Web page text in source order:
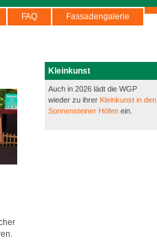
FAQ Fassadengalerie
Kleinkunst
Auch in 2026 lädt die WGP
wieder zu ihrer Kleinkunst in den
Sonnensteiner Höfen ein.